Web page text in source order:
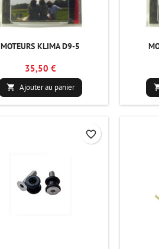
MOTEURS KLIMA D9-5
35,50 €
 Ajouter au panier
favorite_border